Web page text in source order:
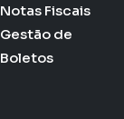
Notas Fiscais
Gestão de
Boletos